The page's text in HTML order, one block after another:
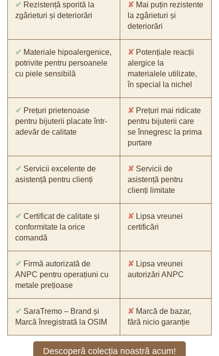
✔ Rezistență sporită la
zgârieturi și deteriorări
✘ Mai puțin rezistente
la zgârieturi și
deteriorări
✔ Materiale hipoalergenice,
potrivite pentru persoanele
cu piele sensibilă
✘ Potențiale reacții
alergice la
materialele utilizate,
în special la nichel
✔ Prețuri prietenoase
pentru bijuterii placate într-
adevăr de calitate
✘ Prețuri mai ridicate
pentru bijuterii care
se înnegresc la prima
purtare
✔ Servicii excelente de
asistență pentru clienți
✘ Servicii de
asistență pentru
clienți limitate
✔ Certificat de calitate și
conformitate la orice
comandă
✘ Lipsa vreunei
certificări
✔ Firmă autorizată de
ANPC pentru operațiuni cu
metale prețioase
✘ Lipsa vreunei
autorizări ANPC
✔ SaraTremo – Brand și
Marcă înregistrată la OSIM
✘ Marcă de bazar,
fără nicio garanție
Descoperă colecția noastră acum!